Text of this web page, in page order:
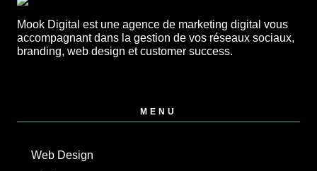
Mook Digital est une agence de marketing digital vous
accompagnant dans la gestion de vos réseaux sociaux,
branding, web design et customer success.
MENU
Web Design